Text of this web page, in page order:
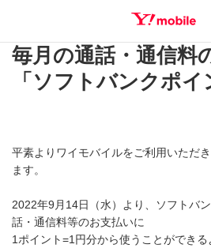
SEARCH
毎月の通話・通信料
「ソフトバンクポ
平素よりワイモバイルをご利用いただ
ます。
2022年9月14日（水）より、ソフトバ
話・通信料等のお支払いに
1ポイント=1円分から使うことができ